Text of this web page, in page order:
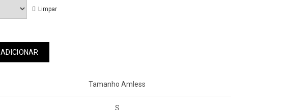
Limpar
ADICIONAR
Tamanho Amless
S